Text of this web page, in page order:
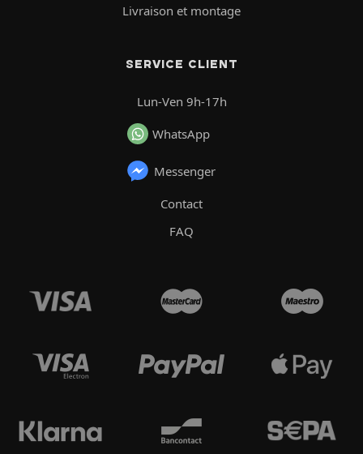
Livraison et montage
SERVICE CLIENT
Lun-Ven 9h-17h
WhatsApp
Messenger
Contact
FAQ